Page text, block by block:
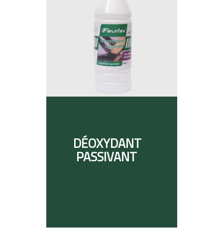
DÉOXYDANT
PASSIVANT